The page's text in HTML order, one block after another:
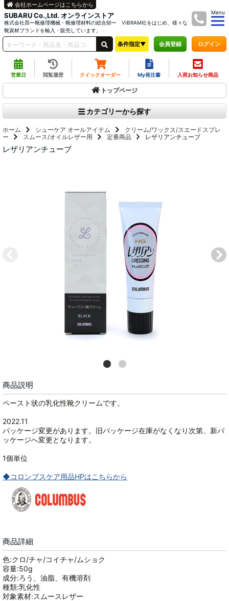
SUBARU Co.,Ltd. オンラインストア
株式会社昴ー靴修理機械・靴修理材料の総合卸ー VIBRAM社をはじめ、様々な
靴資材ブランドを輸入・販売しています。
Menu
会社ホームページはこちらから
条件指定▼ 会員登録 ログイン
営業日 閲覧履歴 クイックオーダー My発注書 入荷お知らせ商品
トップページ
カテゴリーから探す
ホーム シューケア オールアイテム
クリーム/ワックス/スエードスプレ
ー
スムース/オイルレザー用 定番商品 レザリアンチューブ
レザリアンチューブ
商品説明
ペースト状の乳化性靴クリームです。
2022.11
パッケージ変更があります。旧パッケージ在庫がなくなり次第、新パ
ッケージへ変更となります。
1個単位
◆コロンブスケア用品HPはこちらから
商品詳細
色:クロ/チャ/コイチャ/ムショク
容量:50g
成分:ろう、油脂、有機溶剤
種類:乳化性
対象素材:スムースレザー